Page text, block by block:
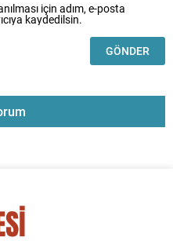
için adım, e-posta
kaydedilsin.